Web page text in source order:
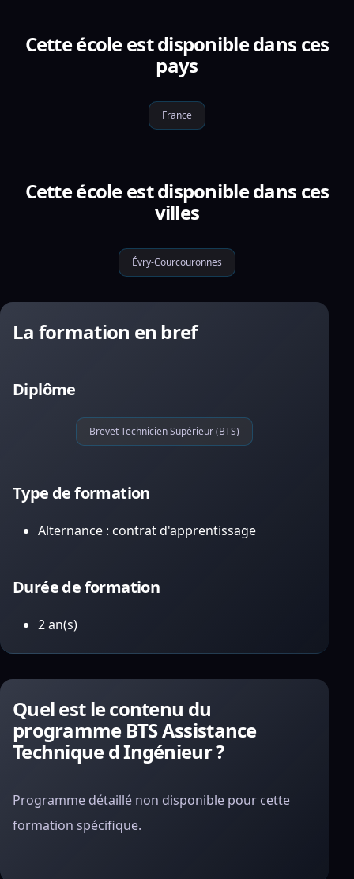
Cette école est disponible dans ces
pays
France
Cette école est disponible dans ces
villes
Évry-Courcouronnes
La formation en bref
Diplôme
Brevet Technicien Supérieur (BTS)
Type de formation
Alternance : contrat d'apprentissage
Durée de formation
2 an(s)
Quel est le contenu du
programme BTS Assistance
Technique d Ingénieur ?
Programme détaillé non disponible pour cette
formation spécifique.